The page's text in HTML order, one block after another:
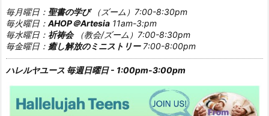
毎月曜日： 聖書の学び（ズーム）7:00-8:30pm
毎火曜日： AHOP＠Artesia 11am-3:pm
毎水曜日： 祈祷会（教会/ズーム）7:00-8:30pm
毎金曜日： 癒し解放のミニストリー7:00-8:00pm
ハレルヤユース 毎週日曜日 - 1:00pm-3:00pm